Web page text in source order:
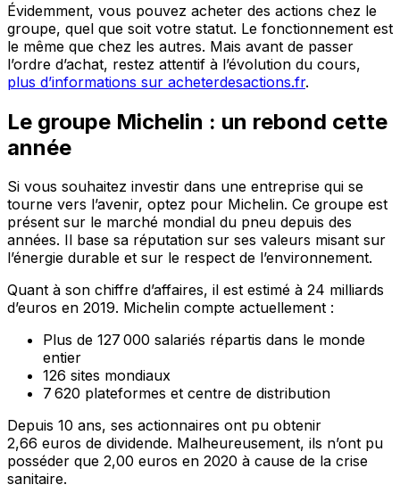
Évidemment, vous pouvez acheter des actions chez le
groupe, quel que soit votre statut. Le fonctionnement est
le même que chez les autres. Mais avant de passer
l’ordre d’achat, restez attentif à l’évolution du cours,
plus d’informations sur acheterdesactions.fr.
Le groupe Michelin : un rebond cette
année
Si vous souhaitez investir dans une entreprise qui se
tourne vers l’avenir, optez pour Michelin. Ce groupe est
présent sur le marché mondial du pneu depuis des
années. Il base sa réputation sur ses valeurs misant sur
l’énergie durable et sur le respect de l’environnement.
Quant à son chiffre d’affaires, il est estimé à 24 milliards
d’euros en 2019. Michelin compte actuellement :
Plus de 127 000 salariés répartis dans le monde
entier
126 sites mondiaux
7 620 plateformes et centre de distribution
Depuis 10 ans, ses actionnaires ont pu obtenir
2,66 euros de dividende. Malheureusement, ils n’ont pu
posséder que 2,00 euros en 2020 à cause de la crise
sanitaire.